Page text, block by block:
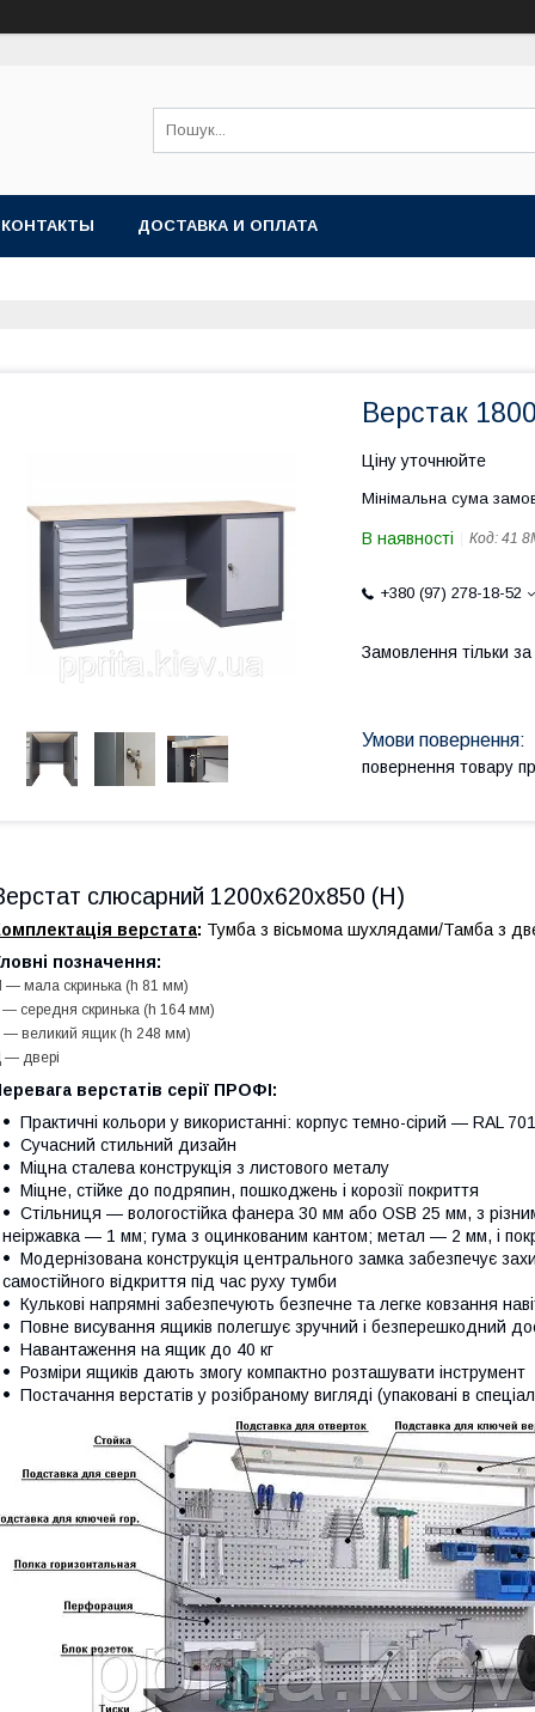
КОНТАКТЫ ДОСТАВКА И ОПЛАТА
Верстак
Ціну уточнюйте
Мінімальна сума
В наявності Код: 41
+380 (97) 278-18-52
Замовлення тільки
повернення товару
слюсарний 1200х620х850 (Н)
верстата: Тумба з вісьмома шухлядами/Тамба з
позначення:
— мала скринька (h 81 мм)
― середня скринька (h 164 мм)
— великий ящик (h 248 мм)
— двері
верстатів серії ПРОФІ:
Практичні кольори у використанні: корпус темно-сірий — RAL
Сучасний стильний дизайн
Міцна сталева конструкція з листового металу
Міцне, стійке до подряпин, пошкоджень і корозії покриття
Стільниця — вологостійка фанера 30 мм або OSB 25 мм, з
неіржавка — 1 мм; гума з оцинкованим кантом; метал — 2 мм, і
Модернізована конструкція центрального замка забезпечує
самостійного відкриття під час руху тумби
Кулькові напрямні забезпечують безпечне та легке ковзання
Повне висування ящиків полегшує зручний і безперешкодний
Навантаження на ящик до 40 кг
Розміри ящиків дають змогу компактно розташувати інструмент
Постачання верстатів у розібраному вигляді (упаковані в